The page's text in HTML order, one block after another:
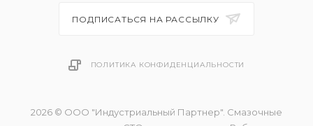
ПОДПИСАТЬСЯ НА РАССЫЛКУ
ПОЛИТИКА КОНФИДЕНЦИАЛЬНОСТИ
2026 © ООО "Индустриальный Партнер". Смазочные